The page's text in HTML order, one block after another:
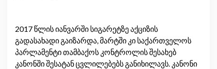
2017 წლის იანვარში სიგარეტზე აქციზის
გადასახადი გაიზარდა, მარტში კი საქართველოს
პარლამენტი თამბაქოს კონტროლის შესახებ
კანონში შესატან ცვლილებებს განიხილავს. კანონი